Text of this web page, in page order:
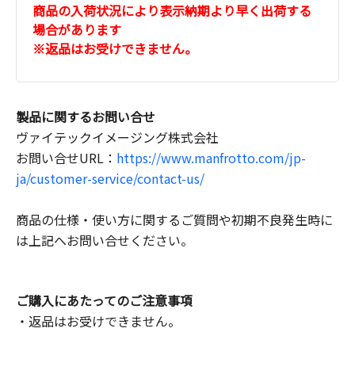
商品の入荷状況により表示納期より早く出荷する
場合があります
※返品はお受けできません。
製品に関するお問い合せ
ヴァイテックイメージング株式会社
お問い合せURL： https://www.manfrotto.com/jp-
ja/customer-service/contact-us/
商品の仕様・使い方に関するご質問や初期不良発生時に
は上記へお問い合せください。
ご購入にあたってのご注意事項
・返品はお受けできません。